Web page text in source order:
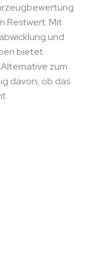
Restwert. Mit
und
bietet
zum
davon, ob das